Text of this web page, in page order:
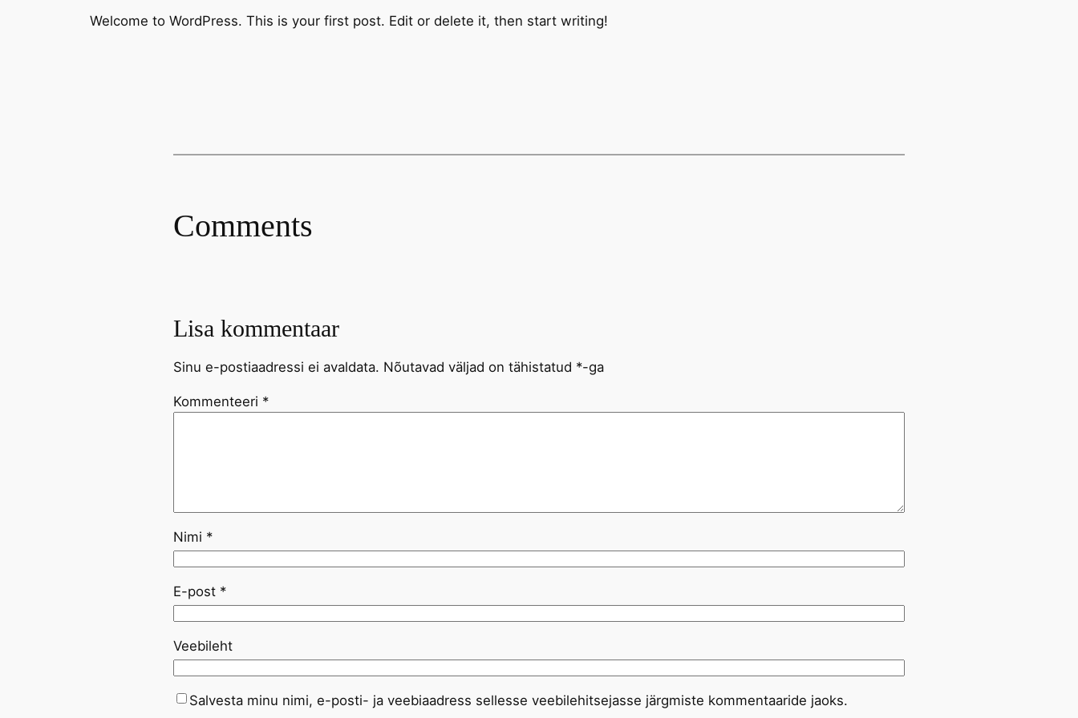
Welcome to WordPress. This is your first post. Edit or delete it, then start writing!
Comments
Lisa kommentaar
Sinu e-postiaadressi ei avaldata. Nõutavad väljad on tähistatud *-ga
Kommenteeri *
Nimi *
E-post *
Veebileht
Salvesta minu nimi, e-posti- ja veebiaadress sellesse veebilehitsejasse järgmiste kommentaaride jaoks.